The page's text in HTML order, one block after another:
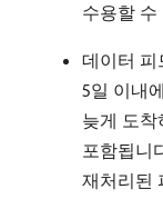
수용할 수
데이터 피
5일 이내
늦게 도착
포함됩니
재처리된